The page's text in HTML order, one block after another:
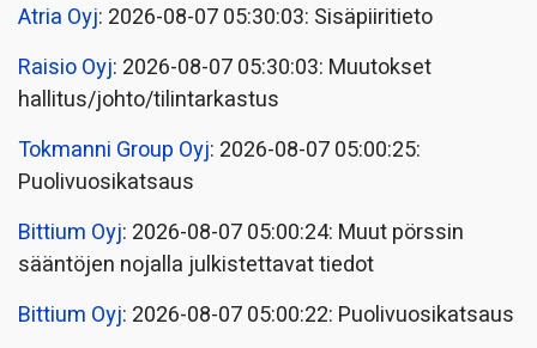
Atria Oyj: 2026-08-07 05:30:03: Sisäpiiritieto
Raisio Oyj: 2026-08-07 05:30:03: Muutokset
hallitus/johto/tilintarkastus
Tokmanni Group Oyj: 2026-08-07 05:00:25:
Puolivuosikatsaus
Bittium Oyj: 2026-08-07 05:00:24: Muut pörssin
sääntöjen nojalla julkistettavat tiedot
Bittium Oyj: 2026-08-07 05:00:22: Puolivuosikatsaus